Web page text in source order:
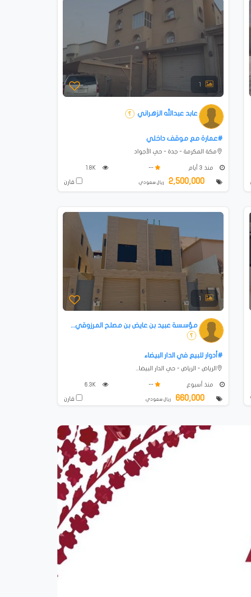
1
عابد عبدالله الزهراني
#عمارة مع موقف داخلي
مكة المكرمة - جدة - حي الأجواد
منذ 3 أيام --
ريال سعودي قارن
1
مؤسسة عبيد بن عايض بن مصلح المرزوقي...
#أدوار للبيع في الدار البيضاء
الرياض - الرياض - حي الدار البيضا...
منذ أسبوع --
ريال سعودي قارن